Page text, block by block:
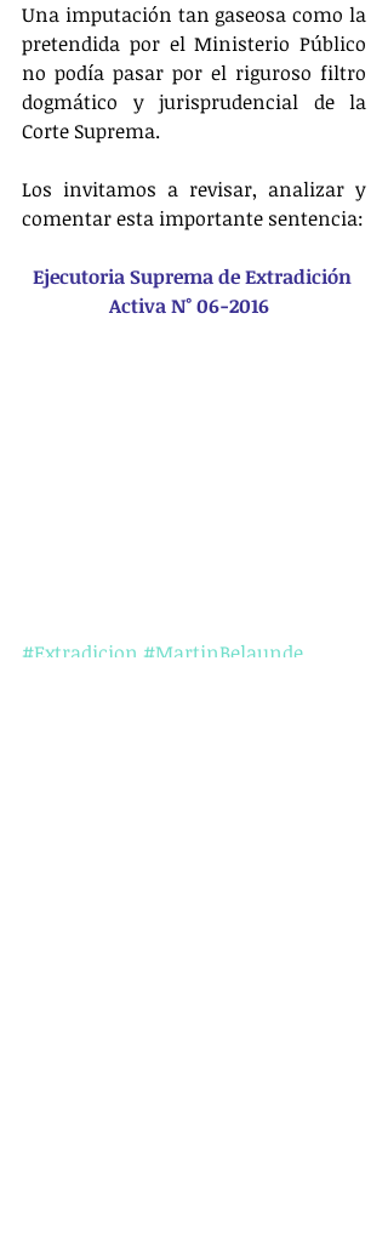
Una imputación tan gaseosa como la
pretendida por el Ministerio Público
no podía pasar por el riguroso filtro
dogmático y jurisprudencial de la
Corte Suprema.
Los invitamos a revisar, analizar y
Ejecutoria Suprema de Extradición
Activa N° 06-2016
#Extradicion #MartinBelaunde